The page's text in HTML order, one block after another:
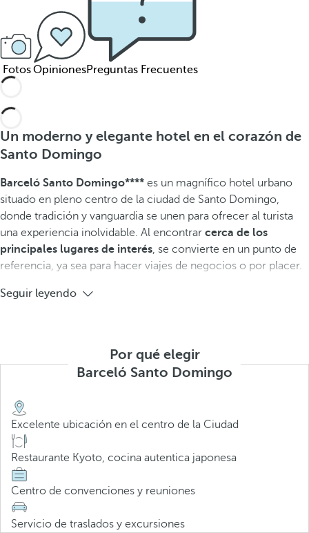
FotosOpinionesPreguntas Frecuentes
Un moderno y elegante hotel en el corazón de
Santo Domingo
Barceló Santo Domingo**** es un magnífico hotel urbano
situado en pleno centro de la ciudad de Santo Domingo,
donde tradición y vanguardia se unen para ofrecer al turista
una experiencia inolvidable. Al encontrar cerca de los
principales lugares de interés, se convierte en un punto de
referencia, ya sea para hacer viajes de negocios o por placer.
Seguir leyendo
Por qué elegir
Barceló Santo Domingo
Excelente ubicación en el centro de la Ciudad
Restaurante Kyoto, cocina autentica japonesa
Centro de convenciones y reuniones
Servicio de traslados y excursiones